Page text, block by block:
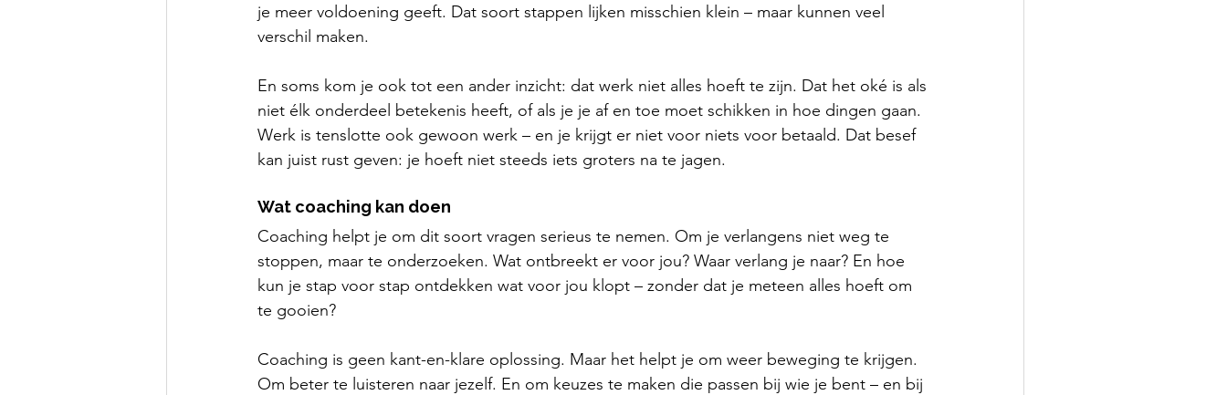
je meer voldoening geeft. Dat soort stappen lijken misschien klein – maar kunnen veel
verschil maken.
En soms kom je ook tot een ander inzicht: dat werk niet alles hoeft te zijn. Dat het oké is als
niet élk onderdeel betekenis heeft, of als je je af en toe moet schikken in hoe dingen gaan.
Werk is tenslotte ook gewoon werk – en je krijgt er niet voor niets voor betaald. Dat besef
kan juist rust geven: je hoeft niet steeds iets groters na te jagen.
Wat coaching kan doen
Coaching helpt je om dit soort vragen serieus te nemen. Om je verlangens niet weg te
stoppen, maar te onderzoeken. Wat ontbreekt er voor jou? Waar verlang je naar? En hoe
kun je stap voor stap ontdekken wat voor jou klopt – zonder dat je meteen alles hoeft om
te gooien?
Coaching is geen kant-en-klare oplossing. Maar het helpt je om weer beweging te krijgen.
Om beter te luisteren naar jezelf. En om keuzes te maken die passen bij wie je bent – en bij